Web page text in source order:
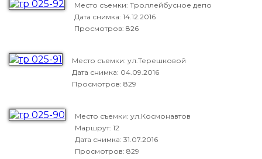
Место съемки: Троллейбусное депо
Дата снимка: 14.12.2016
Просмотров: 826
Место съемки: ул.Терешковой
Дата снимка: 04.09.2016
Просмотров: 829
Место съемки: ул.Космонавтов
Маршрут: 12
Дата снимка: 31.07.2016
Просмотров: 829